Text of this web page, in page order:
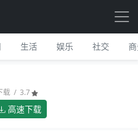
生活 娱乐 社交
载 / 3.7
高速下载